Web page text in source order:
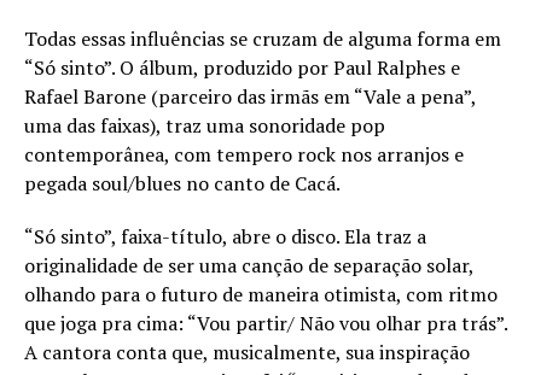
Todas essas influências se cruzam de alguma forma em
“Só sinto”. O álbum, produzido por Paul Ralphes e
Rafael Barone (parceiro das irmãs em “Vale a pena”,
uma das faixas), traz uma sonoridade pop
contemporânea, com tempero rock nos arranjos e
pegada soul/blues no canto de Cacá.
“Só sinto”, faixa-título, abre o disco. Ela traz a
originalidade de ser uma canção de separação solar,
olhando para o futuro de maneira otimista, com ritmo
que joga pra cima: “Vou partir/ Não vou olhar pra trás”.
A cantora conta que, musicalmente, sua inspiração